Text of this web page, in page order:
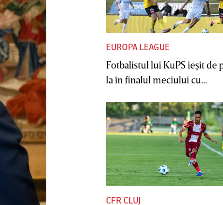
EUROPA LEAGUE
Fotbalistul lui KuPS ieşit de
la în finalul meciului cu...
CFR CLUJ